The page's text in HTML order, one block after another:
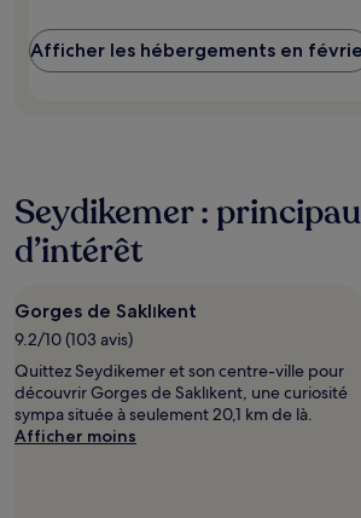
Afficher les hébergements en
Seydikemer :
d’intérêt
Gorges de Saklıkent
9.2/10 (103 avis)
Quittez Seydikemer et son centre-ville pour
découvrir Gorges de Saklıkent, une curiosité
sympa située à seulement 20,1 km de là.
Afficher moins